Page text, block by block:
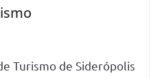
Turismo de Siderópolis